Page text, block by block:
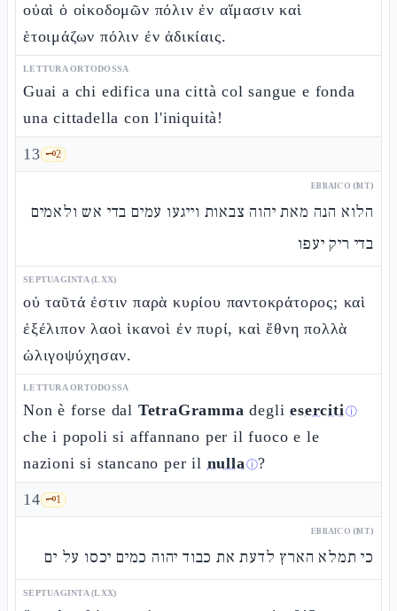
οὐαὶ ὁ οἰκοδομῶν πόλιν ἐν αἵμασιν καὶ
ἑτοιμάζων πόλιν ἐν ἀδικίαις.
LETTURA ORTODOSSA
Guai a chi edifica una città col sangue e fonda
una cittadella con l'iniquità!
13 🗝️2
EBRAICO (MT)
הלוא הנה מאת יהוה צבאות וייגעו עמים בדי אש ולאמים
בדי ריק יעפו
SEPTUAGINTA (LXX)
οὐ ταῦτά ἐστιν παρὰ κυρίου παντοκράτορος; καὶ
ἐξέλιπον λαοὶ ἱκανοὶ ἐν πυρί, καὶ ἔθνη πολλὰ
ὠλιγοψύχησαν.
LETTURA ORTODOSSA
Non è forse dal TetraGramma degliesercitiⓘ
che i popoli si affannano per il fuoco e le
nazioni si stancano per il nullaⓘ?
14 🗝️1
EBRAICO (MT)
כי תמלא הארץ לדעת את כבוד יהוה כמים יכסו על ים
SEPTUAGINTA (LXX)